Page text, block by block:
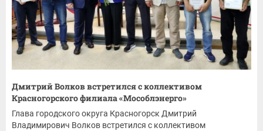
Дмитрий Волков встретился с коллективом
Красногорского филиала «Мособлэнерго»
Глава городского округа Красногорск Дмитрий
Владимирович Волков встретился с коллективом